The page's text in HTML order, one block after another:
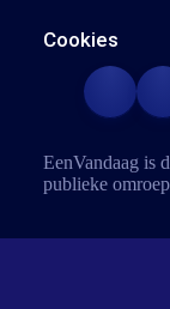
Cookies
EenVandaag is
publieke omroep